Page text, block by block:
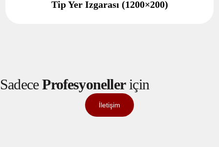
Tip Yer Izgarası (1200×200)
SadeceProfesyonelleriçin
İletişim